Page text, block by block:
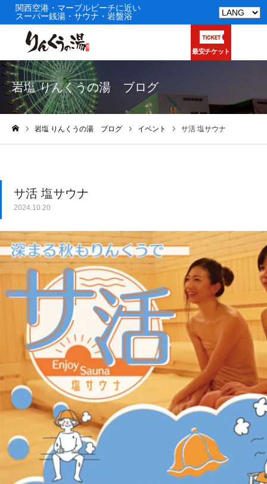
関西空港・マーブルビーチに近い
スーパー銭湯・サウナ・岩盤浴
最安チケット
岩塩 りんくうの湯 ブログ
岩塩 りんくうの湯 ブログ イベント サ活 塩サウナ
サ活 塩サウナ
2024.10.20